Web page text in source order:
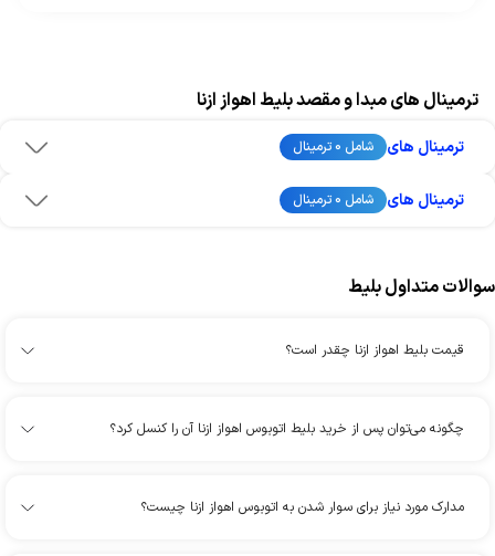
ترمینال های مبدا و مقصد بلیط اهواز ازنا
ترمینال های شامل 0 ترمینال
ترمینال های شامل 0 ترمینال
سوالات متداول بلیط
قیمت بلیط اهواز ازنا چقدر است؟
چگونه می‌توان پس از خرید بلیط اتوبوس اهواز ازنا آن را کنسل کرد؟
مدارک مورد نیاز برای سوار شدن به اتوبوس اهواز ازنا چیست؟